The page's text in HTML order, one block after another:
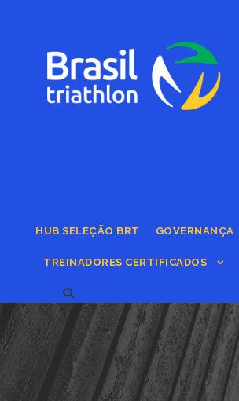
HUB SELEÇÃO BRT GOVERNANÇA
TREINADORES CERTIFICADOS